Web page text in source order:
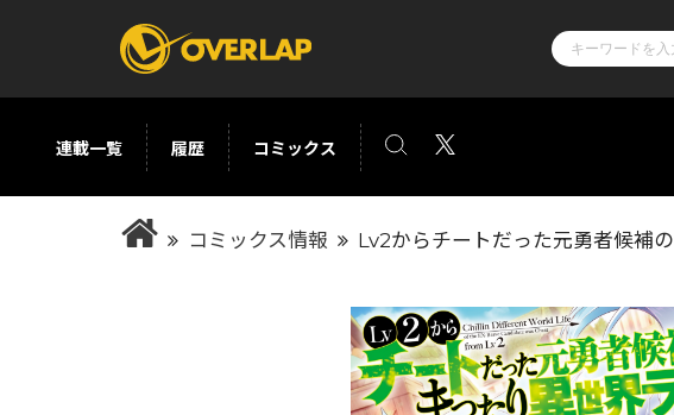
コミック
コミックガルド
ライトノベル
ロサージュノベルス
コミ
ゲー
オーバーラップ文庫 オーバーラップノベルス
連載一覧 履歴 コミックス
コミックス情報 Lv2からチートだった元勇者候補